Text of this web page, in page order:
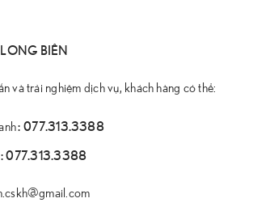
LONG BIÊN
và trải nghiệm dịch vụ, khách hàng có thể:
:077.313.3388
:077.313.3388